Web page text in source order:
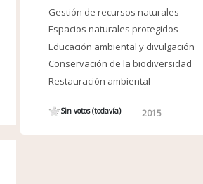
Gestión de recursos naturales
Espacios naturales protegidos
Educación ambiental y divulgación
Conservación de la biodiversidad
Restauración ambiental
Sin votos (todavía) 2015